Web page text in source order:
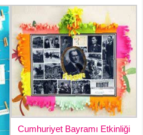
Cumhuriyet Bayramı Etkinliği